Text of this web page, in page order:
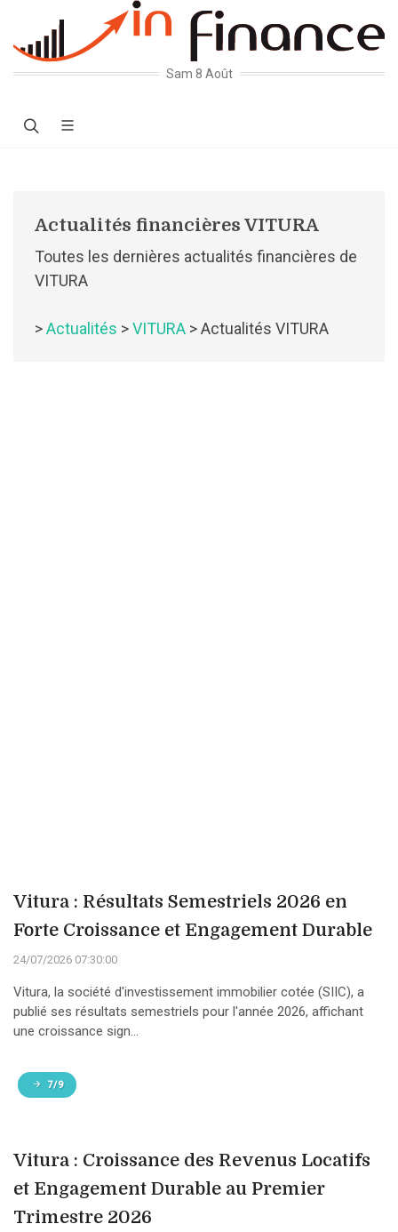
Sam 8 Août
Actualités financières VITURA
Toutes les dernières actualités financières de
VITURA
>Actualités >VITURA > Actualités VITURA
Vitura : Résultats Semestriels 2026 en
Forte Croissance et Engagement Durable
24/07/2026 07:30:00
Vitura, la société d'investissement immobilier cotée (SIIC), a
publié ses résultats semestriels pour l'année 2026, affichant
une croissance sign...
7/9
Vitura : Croissance des Revenus Locatifs
et Engagement Durable au Premier
Trimestre 2026